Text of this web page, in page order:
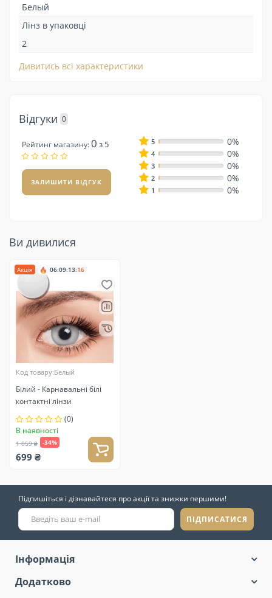
Белый
Лінз в упаковці
2
Дивитись всі характеристики
Відгуки 0
Рейтинг магазину:0 з 5
ЗАЛИШИТИ ВІДГУК
5 0%
4 0%
3 0%
2 0%
1 0%
Ви дивилися
Акція 06:09:13:16
Код товару:Белый
Білий - Карнавальні білі
контактні лінзи
(0)
В наявності
1 059 ₴ -34%
699 ₴
Підпишіться і дізнавайтеся про акції та знижки першими!
ПІДПИСАТИСЯ
Інформація
Додатково